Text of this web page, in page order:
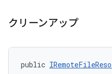
クリーンアップ
public